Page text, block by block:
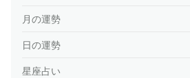
月の運勢
日の運勢
星座占い